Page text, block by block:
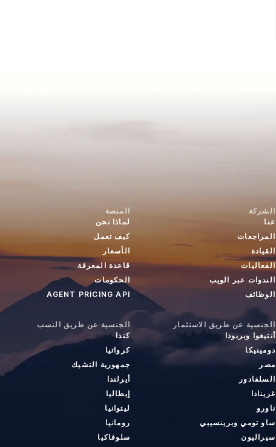
الشركة
عنا
المراجعات
القيادة
الفعاليات
الندوات عبر الويب
الوظائف
المنصة
لماذا نحن
كيف تعمل
الأسعار
قاعدة المعرفة
الحكومات
AGENT PRICING API
الجنسية عن طريق الاستثمار
أنتيغوا وبربودا
دومينيكا
مصر
السلفادور
غرينادا
ناورو
ساو تومي وبرينسيبي
سيراليون
الجنسية عن طريق النسب
كندا
كرواتيا
جمهورية التشيك
أيرلندا
إيطاليا
ليتوانيا
رومانيا
سلوفاكيا